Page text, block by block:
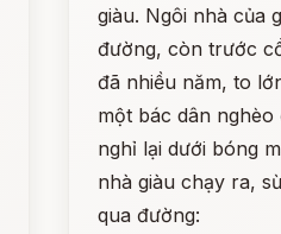
giàu. Ngôi nhà của
đường, còn trước
đã nhiều năm, to
một bác dân
nghỉ lại dưới bóng
nhà giàu chạy ra,
qua đường: